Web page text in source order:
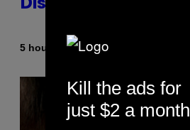
Dismantled Bones
5 hours agoByLauren Boisvert
Kill the ads for
just $2 a month